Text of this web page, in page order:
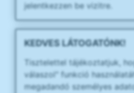
jelentkezzen be vizitre.
KEDVES LÁTOGATÓNK!
Tisztelettel tájékoztatjuk,
válaszol" funkció
megadandó személyes